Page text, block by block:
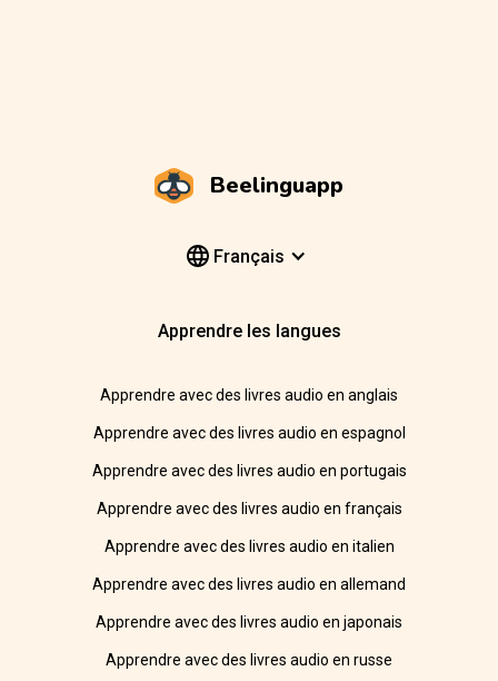
Beelinguapp
Français
Apprendre les langues
Apprendre avec des livres audio en anglais
Apprendre avec des livres audio en espagnol
Apprendre avec des livres audio en portugais
Apprendre avec des livres audio en français
Apprendre avec des livres audio en italien
Apprendre avec des livres audio en allemand
Apprendre avec des livres audio en japonais
Apprendre avec des livres audio en russe